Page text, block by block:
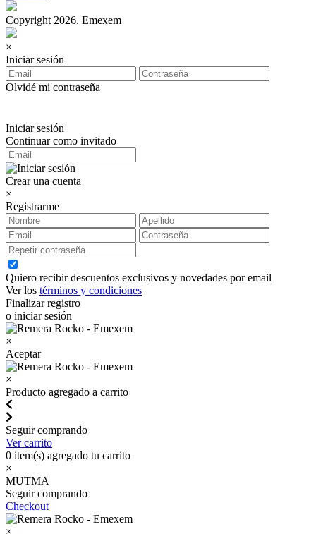
Copyright 2026, Emexem
×
Iniciar sesión
Olvidé mi contraseña
Iniciar sesión
Continuar como invitado
Crear una cuenta
×
Registrarme
Quiero recibir descuentos exclusivos y novedades por email
Ver los términos y condiciones
Finalizar registro
o iniciar sesión
×
Aceptar
×
Producto agregado a carrito
Seguir comprando
Ver carrito
0 item(s) agregado tu carrito
×
MUTMA
Seguir comprando
Checkout
×